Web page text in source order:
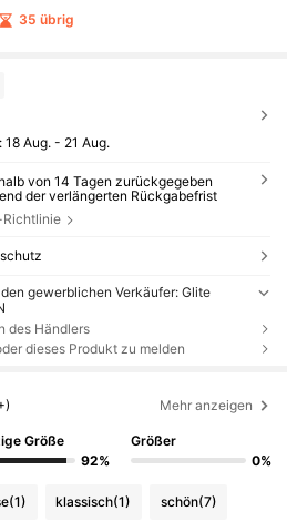
35 übrig
18 Aug. - 21 Aug.
von 14 Tagen zurückgegeben
der verlängerten Rückgabefrist
gewerblichen Verkäufer: Glite
des Händlers
dieses Produkt zu melden
Mehr anzeigen
Größe
92%
Größer
0%
(1) klassisch(1) schön(7)